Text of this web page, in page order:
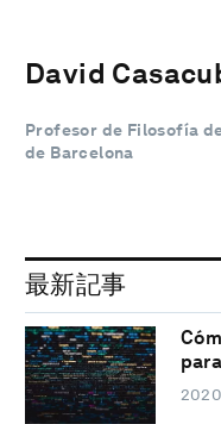
David
Profesor de Filosofía
de Barcelona
最新記事